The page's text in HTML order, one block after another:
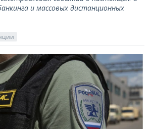
и массовых дистанционных